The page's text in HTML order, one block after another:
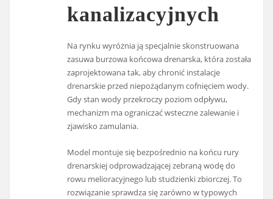
kanalizacyjnych
Na rynku wyróżnia ją specjalnie skonstruowana
zasuwa burzowa końcowa drenarska, która została
zaprojektowana tak, aby chronić instalacje
drenarskie przed niepożądanym cofnięciem wody.
Gdy stan wody przekroczy poziom odpływu,
mechanizm ma ograniczać wsteczne zalewanie i
zjawisko zamulania.
Model montuje się bezpośrednio na końcu rury
drenarskiej odprowadzającej zebraną wodę do
rowu melioracyjnego lub studzienki zbiorczej. To
rozwiązanie sprawdza się zarówno w typowych